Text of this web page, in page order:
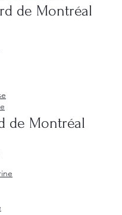
de Montréal
de Montréal